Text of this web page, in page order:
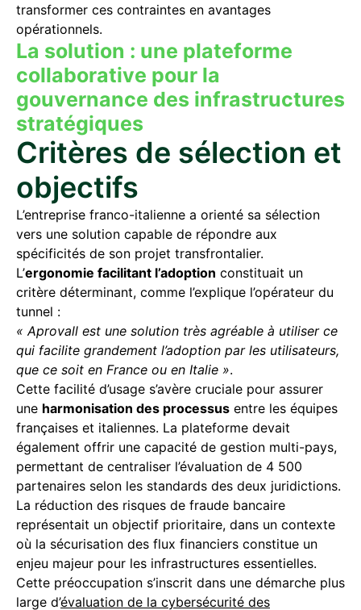
transformer ces contraintes en avantages
opérationnels.
La solution : une plateforme
collaborative pour la
gouvernance des infrastructures
stratégiques
Critères de sélection et
objectifs
L’entreprise franco-italienne a orienté sa sélection
vers une solution capable de répondre aux
spécificités de son projet transfrontalier.
L’ergonomie facilitant l’adoption constituait un
critère déterminant, comme l’explique l’opérateur du
tunnel :
« Aprovall est une solution très agréable à utiliser ce
qui facilite grandement l’adoption par les utilisateurs,
que ce soit en France ou en Italie ».
Cette facilité d’usage s’avère cruciale pour assurer
une harmonisation des processus entre les équipes
françaises et italiennes. La plateforme devait
également offrir une capacité de gestion multi-pays,
permettant de centraliser l’évaluation de 4 500
partenaires selon les standards des deux juridictions.
La réduction des risques de fraude bancaire
représentait un objectif prioritaire, dans un contexte
où la sécurisation des flux financiers constitue un
enjeu majeur pour les infrastructures essentielles.
Cette préoccupation s’inscrit dans une démarche plus
large d’évaluation de la cybersécurité des